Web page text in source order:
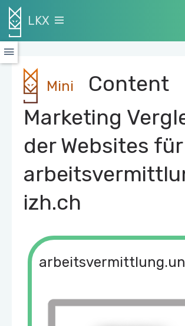
LKX
Mini
Content
Marketing
der Websites für
izh.ch